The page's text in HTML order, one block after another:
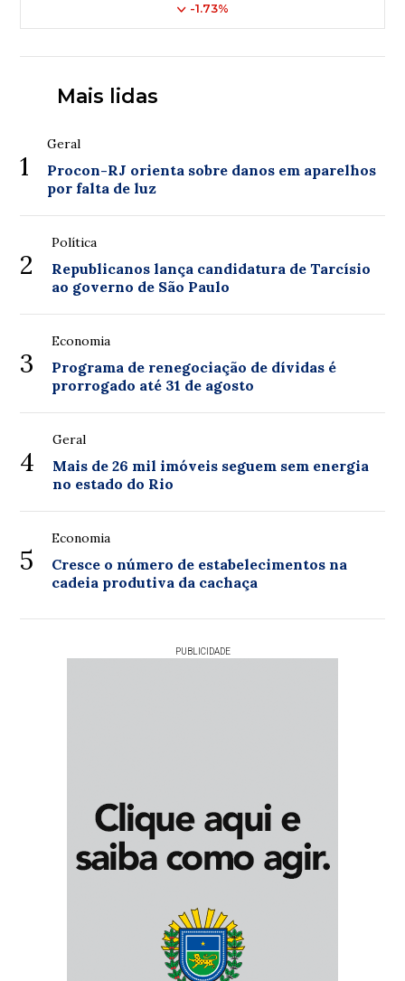
-1.73%
Mais lidas
1
Geral
Procon-RJ orienta sobre danos em aparelhos
por falta de luz
2
Política
Republicanos lança candidatura de Tarcísio
ao governo de São Paulo
3
Economia
Programa de renegociação de dívidas é
prorrogado até 31 de agosto
4
Geral
Mais de 26 mil imóveis seguem sem energia
no estado do Rio
5
Economia
Cresce o número de estabelecimentos na
cadeia produtiva da cachaça
PUBLICIDADE